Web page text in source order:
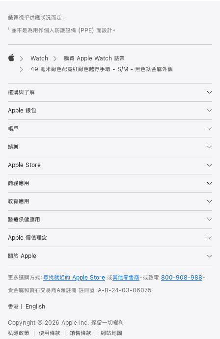
腳
腳
錶帶視乎供應狀況而定。
¹ 並不是為用作個人防護設備 (PPE) 而設計。
Apple
Watch
購買 Apple Watch 錶帶
49 毫米綠色配霓虹綠色越野手環 - S/M - 黑色鈦金屬外觀
選購與了解
Apple 銀包
帳戶
娛樂
Apple Store
商務應用
教育應用
醫療保健應用
Apple 價值理念
關於 Apple
更多選購方式：尋找就近的 Apple Store 或其他零售商 。或致電 800-908-988 。
貴金屬和寶石交易商A類註冊 註冊號：A-B-24-03-06075
香港 English
Copyright © 2026 Apple Inc. 保留一切權利
私隱政策
使用條款 銷售條款 網站地圖